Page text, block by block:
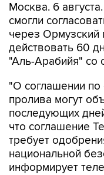
Москва. 6
смогли
через Ормузский
действовать 60
"Аль-Арабийя" со
"О соглашении
пролива могут
последующих
что соглашение
требует
национальной
информирует